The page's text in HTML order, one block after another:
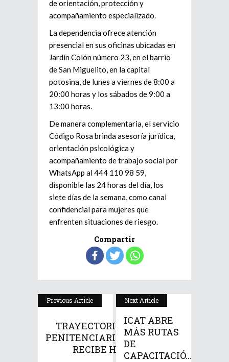
de orientación, protección y
acompañamiento especializado.
La dependencia ofrece atención
presencial en sus oficinas ubicadas en
Jardín Colón número 23, en el barrio
de San Miguelito, en la capital
potosina, de lunes a viernes de 8:00 a
20:00 horas y los sábados de 9:00 a
13:00 horas.
De manera complementaria, el servicio
Código Rosa brinda asesoría jurídica,
orientación psicológica y
acompañamiento de trabajo social por
WhatsApp al 444 110 98 59,
disponible las 24 horas del día, los
siete días de la semana, como canal
confidencial para mujeres que
enfrenten situaciones de riesgo.
Compartir
Previous Article
TRAYECTORIA
PENITENCIARIA
RECIBE H...
Next Article
ICAT ABRE
MÁS RUTAS
DE
CAPACITACIÓ...